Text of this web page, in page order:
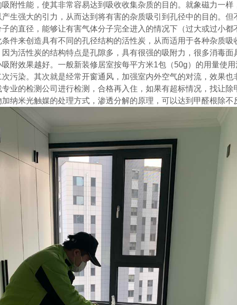
附性能，使其非常容易达到吸收收集杂质的目的。就象磁力一
生强大的引力，从而达到将有害的杂质吸引到孔径中的目的。
的直径，能够让有害气体分子完全进入的情况下（过大或过小
条件来创造具有不同的孔径结构的活性炭，从而适用于各种杂质
为活性炭的结构特点是孔隙多，具有很强的吸附力，很多消毒
附效果越好。一般新装修居室按每平方米1包（50g）的用量使
污染。其次就是经常开窗通风，加强室内外空气的对流，效果也
业的检测公司进行检测，合格再入住，如果有超标情况，找让
加纳米光触媒的处理方式，渗透分解的原理，可以达到 甲醛根除不